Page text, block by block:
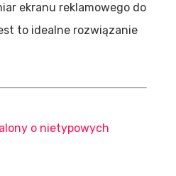
ekranu reklamowego do
to idealne rozwiązanie
o nietypowych